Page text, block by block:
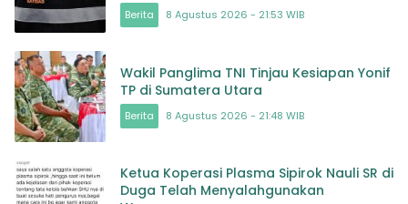
Berita 8 Agustus 2026 - 21:53 WIB
Wakil Panglima TNI Tinjau Kesiapan Yonif
TP di Sumatera Utara
Berita 8 Agustus 2026 - 21:48 WIB
Ketua Koperasi Plasma Sipirok Nauli SR di
Duga Telah Menyalahgunakan